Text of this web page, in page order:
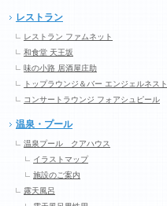
レストラン
レストラン ファムネット
和食堂 天王坂
味の小路 居酒屋庄助
トップラウンジ＆バー エンジェルネスト
コンサートラウンジ フォアシュピール
温泉・プール
温泉プール クアハウス
イラストマップ
施設のご案内
露天風呂